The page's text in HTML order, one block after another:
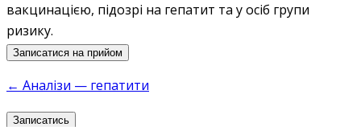
вакцинацією, підозрі на гепатит та у осіб групи
ризику.
Записатися на прийом
← Аналізи — гепатити
Записатись